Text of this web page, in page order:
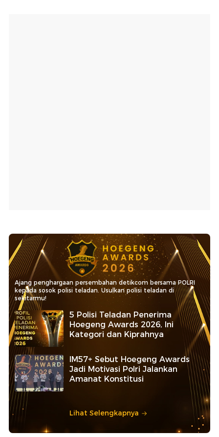
Ajang penghargaan persembahan detikcom bersama POLRI
kepada sosok polisi teladan. Usulkan polisi teladan di
sekitarmu!
5 Polisi Teladan Penerima
Hoegeng Awards 2026, Ini
Kategori dan Kiprahnya
IM57+ Sebut Hoegeng Awards
Jadi Motivasi Polri Jalankan
Amanat Konstitusi
Lihat Selengkapnya